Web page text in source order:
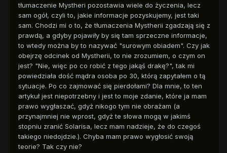
tłumaczenie Mystheri pozostawia wiele do życzenia, lecz
sam ogół, czyli to, jakie informacje pozyskujemy, jest taki
sam. Chodzi mi o to, że tłumaczenia Mystherii zgadzają się z
prawdą, a gdyby pojawiły by się tam sprzeczne informacje,
to wtedy można by to nazywać "surowym obiadem". Czy jak
obejrzę odcinek od Mystherii, to nie zrozumiem, o czym on
jest? "Nie, więc po co robić z tego jakąś drakę?", tak mi
powiedziała dość mądra osoba po 30, którą zapytałem o tą
sytuacje. Po co zajmować się pierdołami? Dla mnie, to ten
artykuł jest niepotrzebny i jest to moje zdanie, które ja mam
prawo wygłaszać, gdyż nikogo tym nie obrażam (a
przynajmniej nie wprost, gdyż te słowa mogą w jakimś
stopniu zranić Solarisa, lecz mam nadzieje, że do czegoś
takiego niedojdzie.). Chyba mam prawo wygłosić swoją
teorie? Tak czy nie?